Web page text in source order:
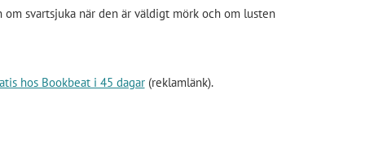
svartsjuka när den är väldigt mörk och om lusten
hos Bookbeat i 45 dagar(reklamlänk).